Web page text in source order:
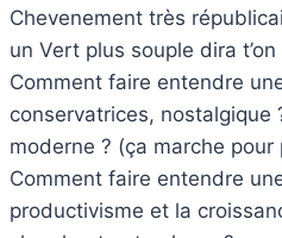
Chevenement très
un Vert plus souple dira t’on
Comment faire entendre
conservatrices, nostalgique
moderne ? (ça marche
Comment faire entendre
productivisme et la